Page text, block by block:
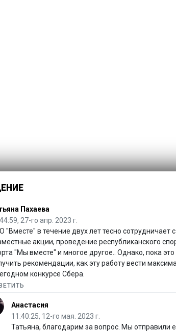
Пахаева
27-го апр. 2023 г.
"Вместе" в течение двух лет тесно
акции, проведение республиканского
"Мы вместе" и многое другое.. Однако, пока
рекомендации, как эту работу вести
конкурсе Сбера.
Анастасия
11:40:25, 12-го мая. 2023 г.
Татьяна, благодарим за вопрос. Мы отправили